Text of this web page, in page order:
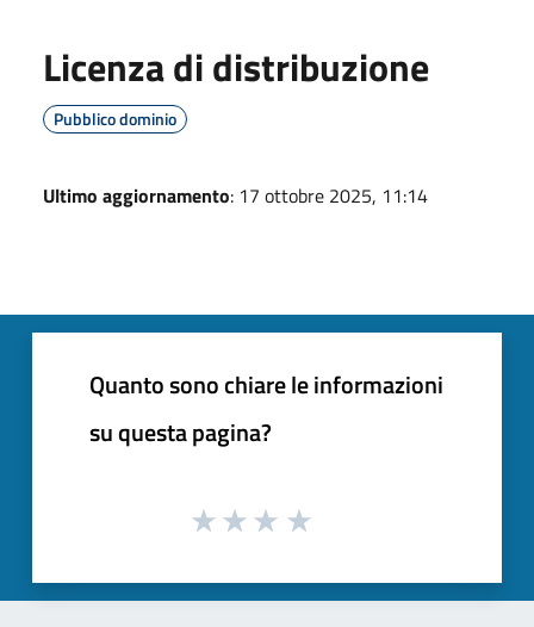
Licenza di distribuzione
Pubblico dominio
Ultimo aggiornamento: 17 ottobre 2025, 11:14
Quanto sono chiare le informazioni
su questa pagina?